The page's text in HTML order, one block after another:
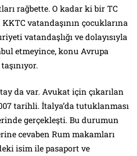
rağbette. O kadar ki bir TC
vatandaşının çocuklarına
vatandaşlığı ve dolayısıyla
etmeyince, konu Avrupa
da var. Avukat için çıkarılan
tarihli. İtalya’da tutuklanması
gerçekleşti. Bu durumun
cevaben Rum makamları
isim ile pasaport ve